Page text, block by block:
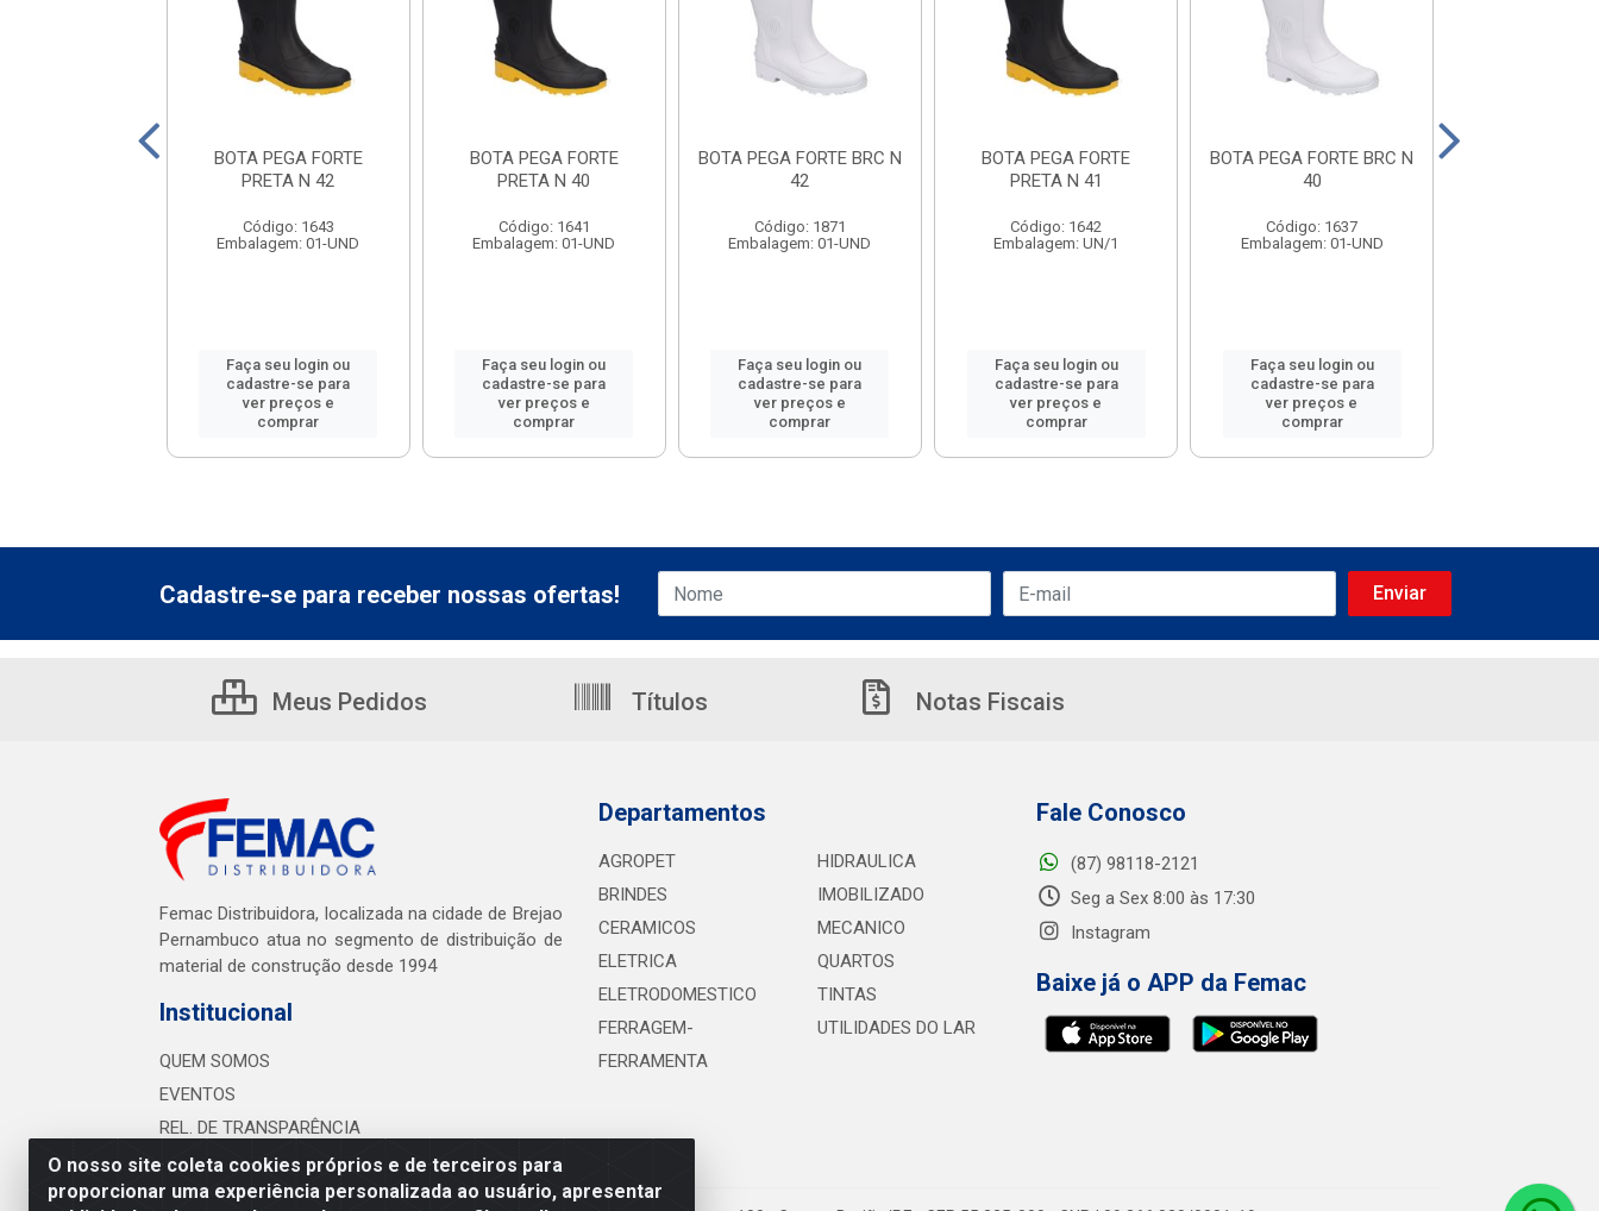
BOTA PEGA FORTE
PRETA N 42
Código: 1643
Embalagem: 01-UND
Faça seu login ou
cadastre-se para
ver preços e
comprar
BOTA PEGA FORTE
PRETA N 40
Código: 1641
Embalagem: 01-UND
Faça seu login ou
cadastre-se para
ver preços e
comprar
BOTA PEGA FORTE BRC N
42
Código: 1871
Embalagem: 01-UND
Faça seu login ou
cadastre-se para
ver preços e
comprar
BOTA PEGA FORTE
PRETA N 41
Código: 1642
Embalagem: UN/1
Faça seu login ou
cadastre-se para
ver preços e
comprar
BOTA PEGA FORTE BRC N
40
Código: 1637
Embalagem: 01-UND
Faça seu login ou
cadastre-se para
ver preços e
comprar
O nosso site coleta cookies próprios e de terceiros para
proporcionar uma experiência personalizada ao usuário, apresentar
Cadastre-se para receber nossas ofertas!
Meus Pedidos Títulos Notas Fiscais
Femac Distribuidora, localizada na cidade de Brejao
Pernambuco atua no segmento de distribuição de
material de construção desde 1994
Institucional
QUEM SOMOS
EVENTOS
REL. DE TRANSPARÊNCIA
Departamentos
AGROPET
BRINDES
CERAMICOS
ELETRICA
ELETRODOMESTICO
FERRAGEM-
FERRAMENTA
HIDRAULICA
IMOBILIZADO
MECANICO
QUARTOS
TINTAS
UTILIDADES DO LAR
Fale Conosco
(87) 98118-2121
Seg a Sex 8:00 às 17:30
Instagram
Baixe já o APP da Femac